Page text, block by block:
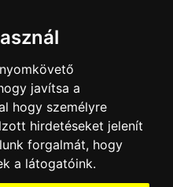
javítsa a
hogy személyre
hirdetéseket jelenít
forgalmát, hogy
a látogatóink.